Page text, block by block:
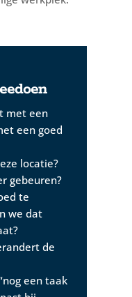
met een
een goed
locatie?
gebeuren?
te
we dat
de
een taak